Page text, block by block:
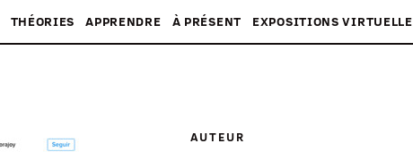
THÉORIES APPRENDRE À PRÉSENT EXPOSITIONS VIRTUELLE
AUTEUR